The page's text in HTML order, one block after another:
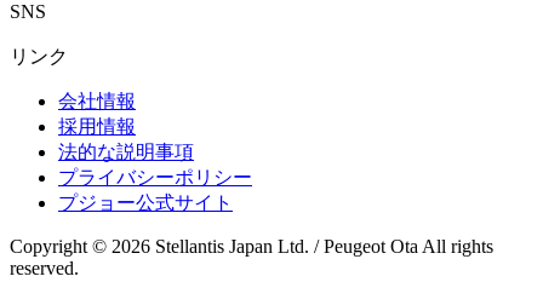
SNS
リンク
会社情報
採用情報
法的な説明事項
プライバシーポリシー
プジョー公式サイト
Copyright © 2026 Stellantis Japan Ltd. / Peugeot Ota All rights
reserved.